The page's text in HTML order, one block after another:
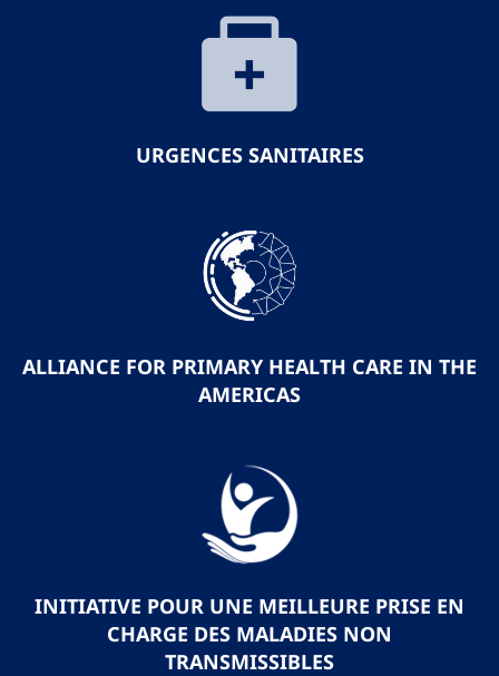
URGENCES SANITAIRES
ALLIANCE FOR PRIMARY HEALTH CARE IN THE
AMERICAS
INITIATIVE POUR UNE MEILLEURE PRISE EN
CHARGE DES MALADIES NON
TRANSMISSIBLES